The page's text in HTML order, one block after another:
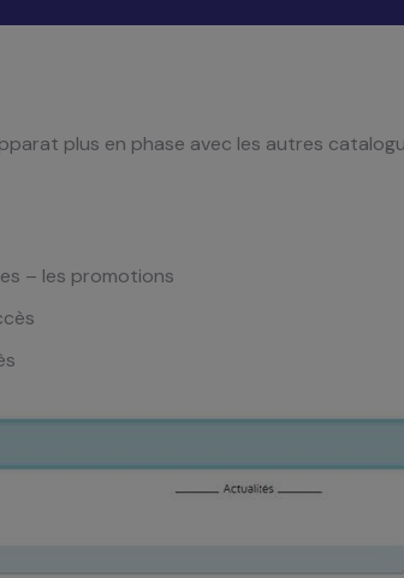
plus en phase avec les autres
– les promotions